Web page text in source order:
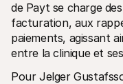
de Payt se charge
facturation, aux
paiements, agissant
entre la clinique et
Pour Jelger